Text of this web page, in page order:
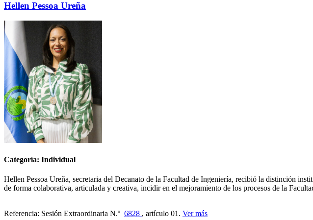
Hellen Pessoa Ureña
Categoría: Individual
Hellen Pessoa Ureña, secretaria del Decanato de la Facultad de Ingeniería, recibió la distinción
de forma colaborativa, articulada y creativa, incidir en el mejoramiento de los procesos de la
Referencia: Sesión Extraordinaria N.º 6828 , artículo 01. Ver más